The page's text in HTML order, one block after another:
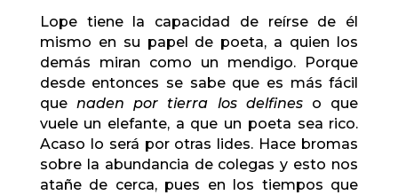
Lope tiene la capacidad de reírse de él
mismo en su papel de poeta, a quien los
demás miran como un mendigo. Porque
desde entonces se sabe que es más fácil
que naden por tierra los delfineso que
vuele un elefante, a que un poeta sea rico.
Acaso lo será por otras lides. Hace bromas
sobre la abundancia de colegas y esto nos
atañe de cerca, pues en los tiempos que